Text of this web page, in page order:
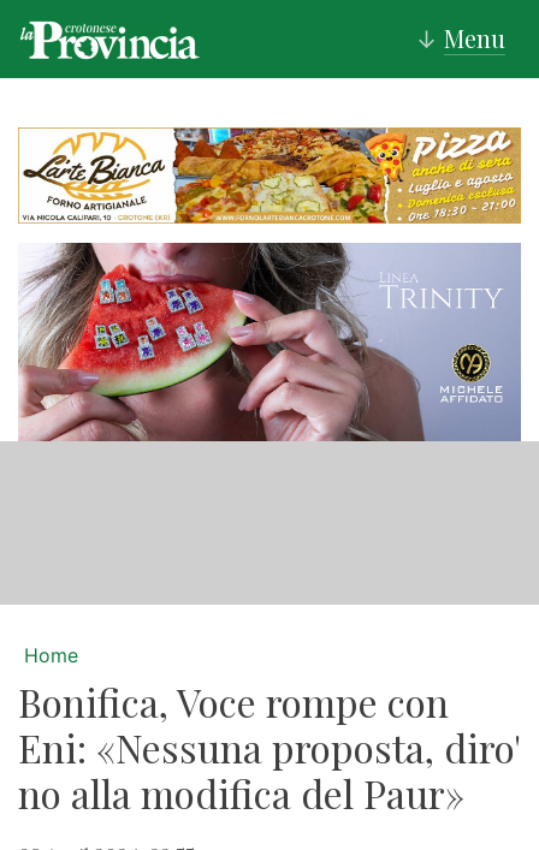
↓ Menu
Home
Bonifica, Voce rompe con
Eni: «Nessuna proposta, diro'
no alla modifica del Paur»